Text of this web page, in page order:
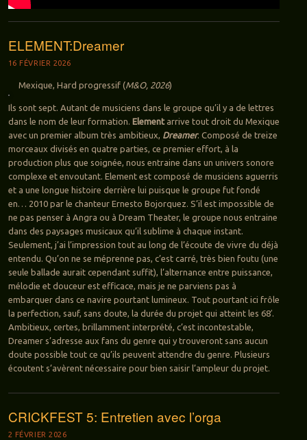
ELEMENT:Dreamer
16 FÉVRIER 2026
Mexique, Hard progressif (M&O, 2026)
Ils sont sept. Autant de musiciens dans le groupe qu’il y a de lettres
dans le nom de leur formation. Elementarrive tout droit du Mexique
avec un premier album très ambitieux, Dreamer. Composé de treize
morceaux divisés en quatre parties, ce premier effort, à la
production plus que soignée, nous entraine dans un univers sonore
complexe et envoutant. Element est composé de musiciens aguerris
et a une longue histoire derrière lui puisque le groupe fut fondé
en… 2010 par le chanteur Ernesto Bojorquez. S’il est impossible de
ne pas penser à Angra ou à Dream Theater, le groupe nous entraine
dans des paysages musicaux qu’il sublime à chaque instant.
Seulement, j’ai l’impression tout au long de l’écoute de vivre du déjà
entendu. Qu’on ne se méprenne pas, c’est carré, très bien foutu (une
seule ballade aurait cependant suffit), l’alternance entre puissance,
mélodie et douceur est efficace, mais je ne parviens pas à
embarquer dans ce navire pourtant lumineux. Tout pourtant ici frôle
la perfection, sauf, sans doute, la durée du projet qui atteint les 68′.
Ambitieux, certes, brillamment interprété, c’est incontestable,
Dreamer s’adresse aux fans du genre qui y trouveront sans aucun
doute possible tout ce qu’ils peuvent attendre du genre. Plusieurs
écoutent s’avèrent nécessaire pour bien saisir l’ampleur du projet.
CRICKFEST 5: Entretien avec l’orga
2 FÉVRIER 2026